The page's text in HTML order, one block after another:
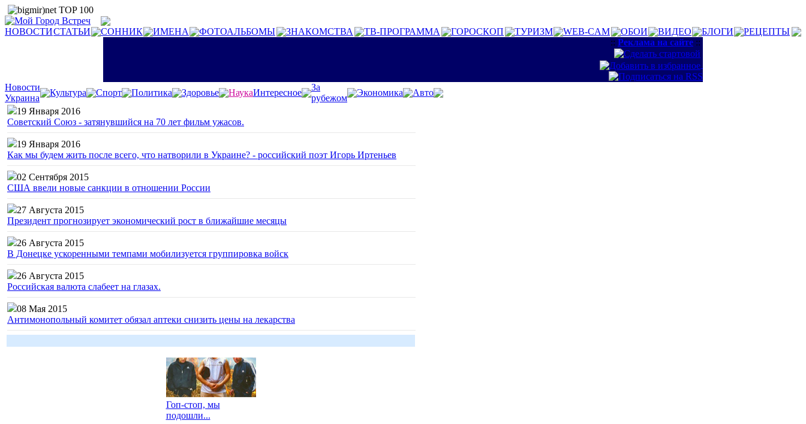
НОВОСТИСТАТЬИ СОННИК ИМЕНА ФОТОАЛЬБОМЫ ЗНАКОМСТВА ТВ-ПРОГРАММА ГОРОСКОП ТУРИЗМ WEB-CAM ОБОИ ВИДЕО БЛОГИ
РЕЦЕПТЫ
:: Реклама на сайте ::
Новости
Украина
Культура Спорт Политика Здоровье НаукаИнтересное
За
рубежом
Экономика
Авто
19 Января 2016
Советский Союз - затянувшийся на 70 лет фильм ужасов.
19 Января 2016
Как мы будем жить после всего, что натворили в Украине? - российский поэт Игорь Иртеньев
02 Сентября 2015
США ввели новые санкции в отношении России
27 Августа 2015
Президент прогнозирует экономический рост в ближайшие месяцы
26 Августа 2015
В Донецке ускоренными темпами мобилизуется группировка войск
26 Августа 2015
Российская валюта слабеет на глазах.
08 Мая 2015
Антимонопольный комитет обязал аптеки снизить цены на лекарства
Гоп-стоп, мы
подошли...